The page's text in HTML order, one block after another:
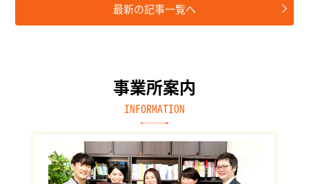
最新の記事一覧へ
事業所案内
INFORMATION